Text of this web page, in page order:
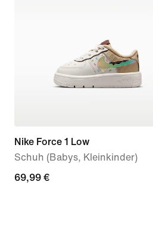
Nike Force 1 Low
Schuh (Babys, Kleinkinder)
69,99 €
69,99 €